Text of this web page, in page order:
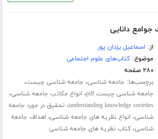
جوامع دانایی
از: اسماعیل یزدان پور
موضوع:کتاب‌های علوم اجتماعی
۲۸۰ صفحه
برچسب‌ها: جامعه شناسی، جامعه شناسی چیست،
جامعه شناسی چیست pdf ، انواع مکاتب جامعه شناسی،
understanding knowledge societies، تحقیق در مورد جامعه
شناسی، انواع نظریه های جامعه شناسی، اهداف جامعه
شناسی،کتاب نظریه های جامعه شناسی